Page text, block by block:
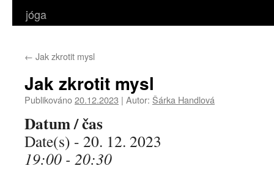
jóga
← Jak zkrotit mysl
Jak zkrotit mysl
Publikováno20.12.2023 | Autor: Šárka Handlová
Datum / čas
Date(s) - 20. 12. 2023
19:00 - 20:30